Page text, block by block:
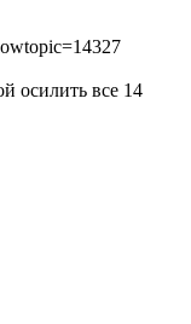
осилить все 14